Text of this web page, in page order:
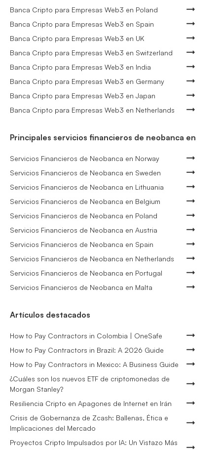
Banca Cripto para Empresas Web3 en Poland
Banca Cripto para Empresas Web3 en Spain
Banca Cripto para Empresas Web3 en UK
Banca Cripto para Empresas Web3 en Switzerland
Banca Cripto para Empresas Web3 en India
Banca Cripto para Empresas Web3 en Germany
Banca Cripto para Empresas Web3 en Japan
Banca Cripto para Empresas Web3 en Netherlands
Principales servicios financieros de neobanca en
Servicios Financieros de Neobanca en Norway
Servicios Financieros de Neobanca en Sweden
Servicios Financieros de Neobanca en Lithuania
Servicios Financieros de Neobanca en Belgium
Servicios Financieros de Neobanca en Poland
Servicios Financieros de Neobanca en Austria
Servicios Financieros de Neobanca en Spain
Servicios Financieros de Neobanca en Netherlands
Servicios Financieros de Neobanca en Portugal
Servicios Financieros de Neobanca en Malta
Artículos destacados
How to Pay Contractors in Colombia | OneSafe
How to Pay Contractors in Brazil: A 2026 Guide
How to Pay Contractors in Mexico: A Business Guide
¿Cuáles son los nuevos ETF de criptomonedas de
Morgan Stanley?
Resiliencia Cripto en Apagones de Internet en Irán
Crisis de Gobernanza de Zcash: Ballenas, Ética e
Implicaciones del Mercado
Proyectos Cripto Impulsados por IA: Un Vistazo Más